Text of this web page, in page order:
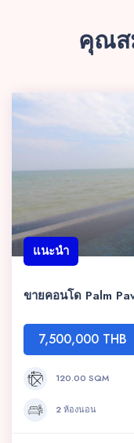
คุณส
แนะนำ
ขายคอนโด Palm
7,500,000 THB
120.00 SQM
2 ห้องนอน